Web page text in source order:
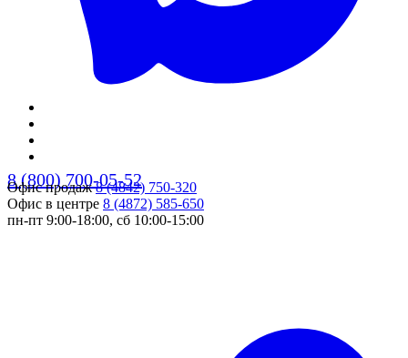
8 (800) 700-05-52
Офис продаж8 (4842) 750-320
Офис в центре 8 (4872) 585-650
пн-пт 9:00-18:00, сб 10:00-15:00